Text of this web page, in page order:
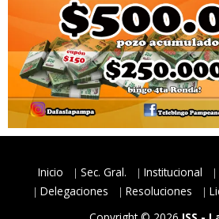
Inicio Sec. Gral. Institucional
Delegaciones
Resoluciones